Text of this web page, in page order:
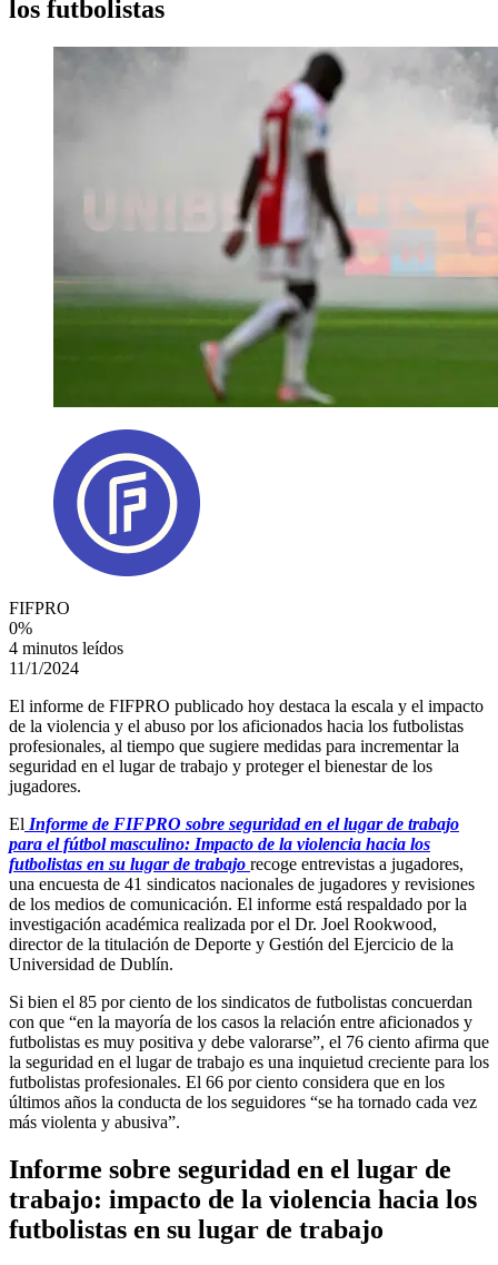
los futbolistas
FIFPRO
0%
4 minutos leídos
11/1/2024
El informe de FIFPRO publicado hoy destaca la escala y el impacto
de la violencia y el abuso por los aficionados hacia los futbolistas
profesionales, al tiempo que sugiere medidas para incrementar la
seguridad en el lugar de trabajo y proteger el bienestar de los
jugadores.
El Informe de FIFPRO sobre seguridad en el lugar de trabajo
para el fútbol masculino: Impacto de la violencia hacia los
futbolistas en su lugar de trabajo recoge entrevistas a jugadores,
una encuesta de 41 sindicatos nacionales de jugadores y revisiones
de los medios de comunicación. El informe está respaldado por la
investigación académica realizada por el Dr. Joel Rookwood,
director de la titulación de Deporte y Gestión del Ejercicio de la
Universidad de Dublín.
Si bien el 85 por ciento de los sindicatos de futbolistas concuerdan
con que “en la mayoría de los casos la relación entre aficionados y
futbolistas es muy positiva y debe valorarse”, el 76 ciento afirma que
la seguridad en el lugar de trabajo es una inquietud creciente para los
futbolistas profesionales. El 66 por ciento considera que en los
últimos años la conducta de los seguidores “se ha tornado cada vez
más violenta y abusiva”.
Informe sobre seguridad en el lugar de
trabajo: impacto de la violencia hacia los
futbolistas en su lugar de trabajo